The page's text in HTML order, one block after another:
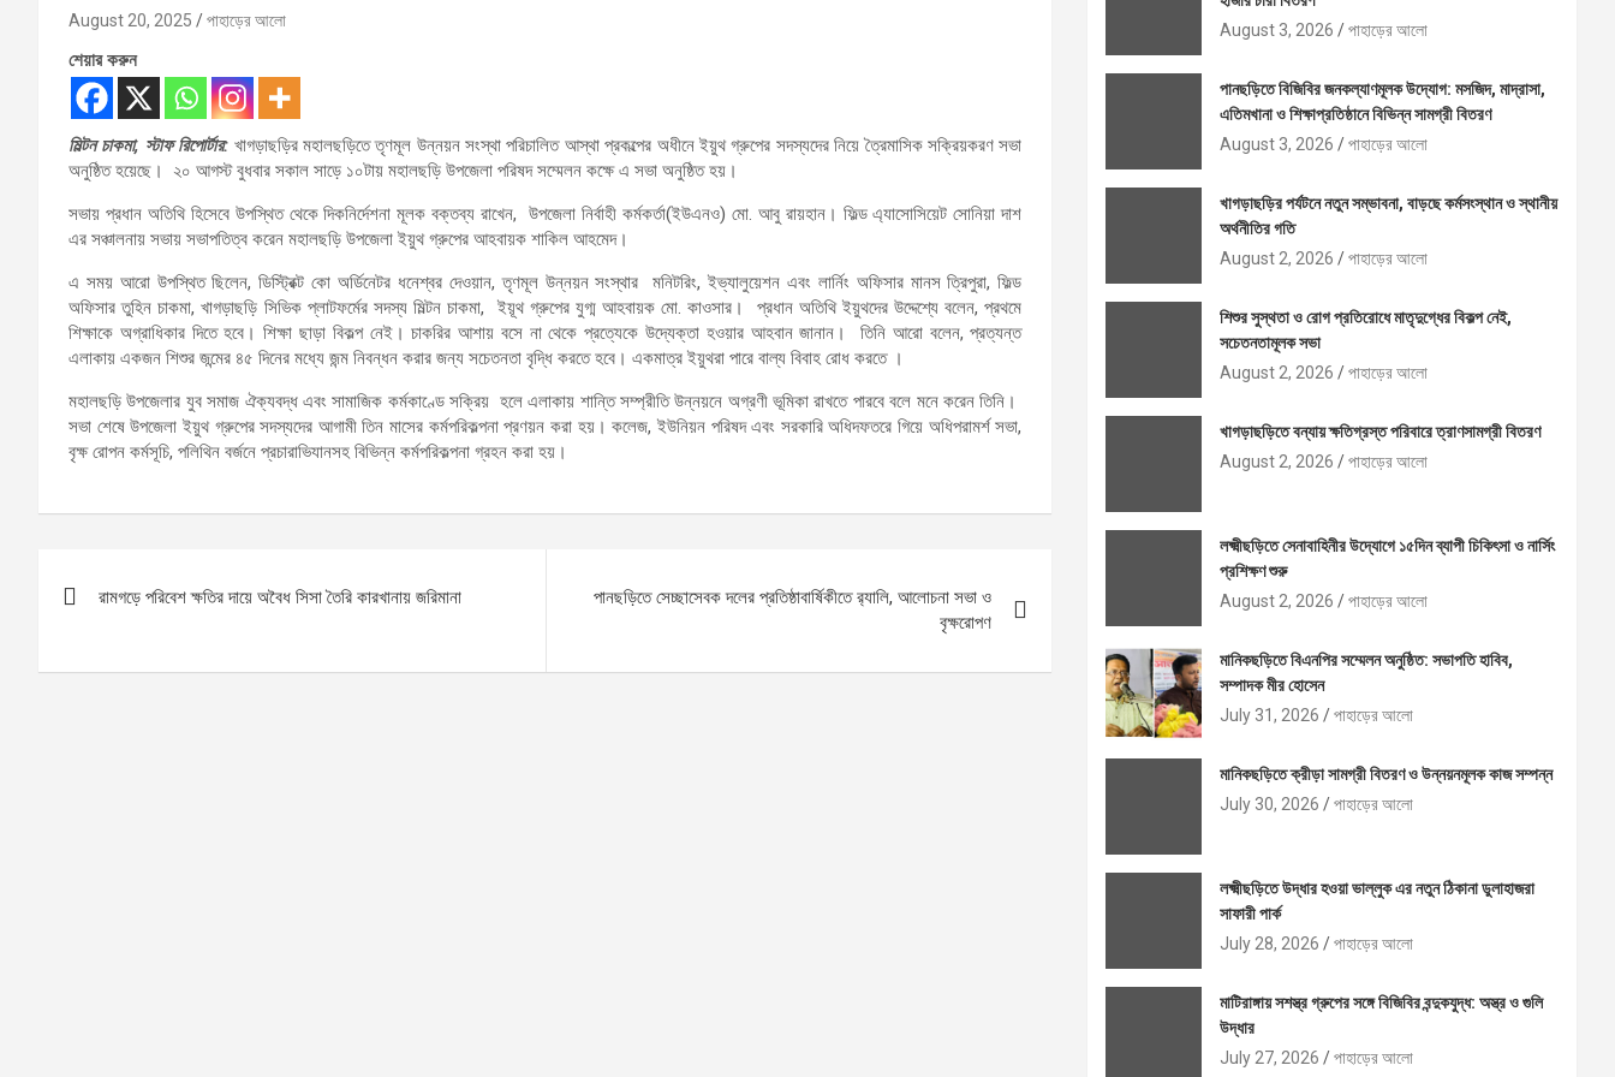
August 20, 2025 পাহাড়ের আলো
শেয়ার করুন
মিল্টন চাকমা, স্টাফ রিপোর্টার: খাগড়াছড়ির মহালছড়িতে তৃণমূল উন্নয়ন সংস্থা পরিচালিত আস্থা প্রকল্পের অধীনে ইয়ুথ গ্রুপের সদস্যদের নিয়ে ত্রৈমাসিক সক্রিয়করণ সভা
অনুষ্ঠিত হয়েছে। ২০ আগস্ট বুধবার সকাল সাড়ে ১০টায় মহালছড়ি উপজেলা পরিষদ সম্মেলন কক্ষে এ সভা অনুষ্ঠিত হয়।
সভায় প্রধান অতিথি হিসেবে উপস্থিত থেকে দিকনির্দেশনা মূলক বক্তব্য রাখেন, উপজেলা নির্বাহী কর্মকর্তা(ইউএনও) মো. আবু রায়হান। ফিল্ড এ্যাসোসিয়েট সোনিয়া দাশ
এর সঞ্চালনায় সভায় সভাপতিত্ব করেন মহালছড়ি উপজেলা ইয়ুথ গ্রুপের আহবায়ক শাকিল আহমেদ।
এ সময় আরো উপস্থিত ছিলেন, ডিস্ট্রিক্ট কো অর্ডিনেটর ধনেশ্বর দেওয়ান, তৃণমূল উন্নয়ন সংস্থার মনিটরিং, ইভ্যালুয়েশন এবং লার্নিং অফিসার মানস ত্রিপুরা, ফিল্ড
অফিসার তুহিন চাকমা, খাগড়াছড়ি সিভিক প্লাটফর্মের সদস্য মিল্টন চাকমা, ইয়ূথ গ্রুপের যুগ্ম আহবায়ক মো. কাওসার। প্রধান অতিথি ইয়ুথদের উদ্দেশ্যে বলেন, প্রথমে
শিক্ষাকে অগ্রাধিকার দিতে হবে। শিক্ষা ছাড়া বিকল্প নেই। চাকরির আশায় বসে না থেকে প্রত্যেকে উদ্যেক্তা হওয়ার আহবান জানান। তিনি আরো বলেন, প্রত্যন্ত
এলাকায় একজন শিশুর জন্মের ৪৫ দিনের মধ্যে জন্ম নিবন্ধন করার জন্য সচেতনতা বৃদ্ধি করতে হবে। একমাত্র ইয়ুথরা পারে বাল্য বিবাহ রোধ করতে ।
মহালছড়ি উপজেলার যুব সমাজ ঐক্যবদ্ধ এবং সামাজিক কর্মকাণ্ডে সক্রিয় হলে এলাকায় শান্তি সম্প্রীতি উন্নয়নে অগ্রণী ভূমিকা রাখতে পারবে বলে মনে করেন তিনি।
সভা শেষে উপজেলা ইয়ুথ গ্রুপের সদস্যদের আগামী তিন মাসের কর্মপরিকল্পনা প্রণয়ন করা হয়। কলেজ, ইউনিয়ন পরিষদ এবং সরকারি অধিদফতরে গিয়ে অধিপরামর্শ সভা,
বৃক্ষ রোপন কর্মসূচি, পলিথিন বর্জনে প্রচারাভিযানসহ বিভিন্ন কর্মপরিকল্পনা গ্রহন করা হয়।
navigation
রামগড়ে পরিবেশ ক্ষতির দায়ে অবৈধ সিসা তৈরি কারখানায় জরিমানা
পানছড়িতে সেচ্ছাসেবক দলের প্রতিষ্ঠাবার্ষিকীতে র‍্যালি, আলোচনা সভা ও
বৃক্ষরোপণ
August 3, 2026
পাহাড়ের আলো
পানছড়িতে বিজিবির জনকল্যাণমূলক উদ্যোগ: মসজিদ, মাদ্রাসা,
এতিমখানা ও শিক্ষাপ্রতিষ্ঠানে বিভিন্ন সামগ্রী বিতরণ
August 3, 2026
পাহাড়ের আলো
খাগড়াছড়ির পর্যটনে নতুন সম্ভাবনা, বাড়ছে কর্মসংস্থান ও স্থানীয়
অর্থনীতির গতি
August 2, 2026
পাহাড়ের আলো
শিশুর সুস্থতা ও রোগ প্রতিরোধে মাতৃদুগ্ধের বিকল্প নেই,
সচেতনতামূলক সভা
August 2, 2026
পাহাড়ের আলো
খাগড়াছড়িতে বন্যায় ক্ষতিগ্রস্ত পরিবারে ত্রাণসামগ্রী বিতরণ
August 2, 2026
পাহাড়ের আলো
লক্ষ্মীছড়িতে সেনাবাহিনীর উদ্যোগে ১৫দিন ব্যাপী চিকিৎসা ও নার্সিং
প্রশিক্ষণ শুরু
August 2, 2026
পাহাড়ের আলো
মানিকছড়িতে বিএনপির সম্মেলন অনুষ্ঠিত: সভাপতি হাবিব,
সম্পাদক মীর হোসেন
July 31, 2026
পাহাড়ের আলো
মানিকছড়িতে ক্রীড়া সামগ্রী বিতরণ ও উন্নয়নমূলক কাজ সম্পন্ন
July 30, 2026
পাহাড়ের আলো
লক্ষ্মীছড়িতে উদ্ধার হওয়া ভাল্লুক এর নতুন ঠিকানা ডুলাহাজরা
সাফারী পার্ক
July 28, 2026
পাহাড়ের আলো
মাটিরাঙ্গায় সশস্ত্র গ্রুপের সঙ্গে বিজিবির বন্দুকযুদ্ধ: অস্ত্র ও গুলি
উদ্ধার
July 27, 2026
পাহাড়ের আলো